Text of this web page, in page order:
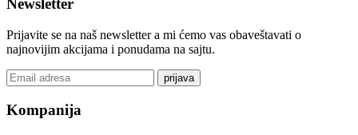
Newsletter
Prijavite se na naš newsletter a mi ćemo vas obaveštavati o
najnovijim akcijama i ponudama na sajtu.
prijava
Kompanija